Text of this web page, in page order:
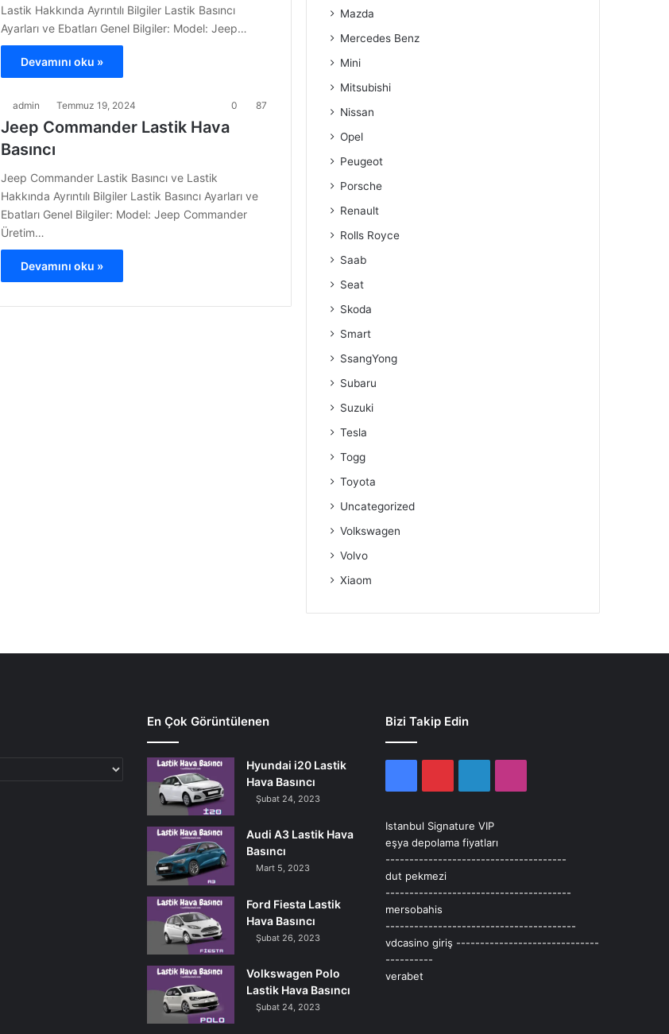
Lastik Hakkında Ayrıntılı Bilgiler Lastik Basıncı
Ayarları ve Ebatları Genel Bilgiler: Model: Jeep…
Devamını oku »
admin Temmuz 19, 2024 0 87
Jeep Commander Lastik Hava
Basıncı
Jeep Commander Lastik Basıncı ve Lastik
Hakkında Ayrıntılı Bilgiler Lastik Basıncı Ayarları ve
Ebatları Genel Bilgiler: Model: Jeep Commander
Üretim…
Devamını oku »
Mazda
Mercedes Benz
Mini
Mitsubishi
Nissan
Opel
Peugeot
Porsche
Renault
Rolls Royce
Saab
Seat
Skoda
Smart
SsangYong
Subaru
Suzuki
Tesla
Togg
Toyota
Uncategorized
Volkswagen
Volvo
Xiaom
En Çok Görüntülenen
Hyundai i20 Lastik
Hava Basıncı
Şubat 24, 2023
Audi A3 Lastik Hava
Basıncı
Mart 5, 2023
Ford Fiesta Lastik
Hava Basıncı
Şubat 26, 2023
Volkswagen Polo
Lastik Hava Basıncı
Şubat 24, 2023
Bizi Takip Edin
Istanbul Signature VIP
eşya depolama fiyatları
--------------------------------------
dut pekmezi
---------------------------------------
mersobahis
----------------------------------------
vdcasino giriş ------------------------------
----------
verabet